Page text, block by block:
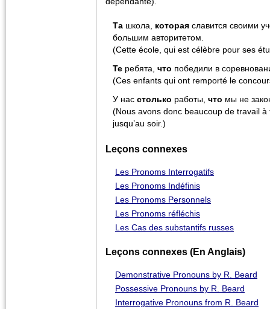
Та школа, которая славится своими
большим авторитетом.
(Cette école, qui est célèbre pour ses
Те ребята, что победили в
(Ces enfants qui ont remporté le
У нас столько работы, что мы не
(Nous avons donc beaucoup de travail
jusqu’au soir.)
Leçons connexes
Les Pronoms Interrogatifs
Les Pronoms Indéfinis
Les Pronoms Personnels
Les Pronoms réfléchis
Les Cas des substantifs russes
Leçons connexes (En Anglais)
Demonstrative Pronouns by R. Beard
Possessive Pronouns by R. Beard
Interrogative Pronouns from R. Beard